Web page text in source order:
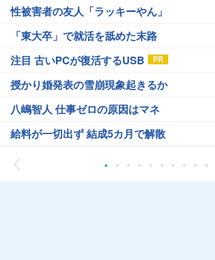
性被害者の友人「ラッキーやん」
「東大卒」で就活を舐めた末路
注目 古いPCが復活するUSB
授かり婚発表の雪崩現象起きるか
八嶋智人 仕事ゼロの原因はマネ
給料が一切出ず 結成5カ月で解散